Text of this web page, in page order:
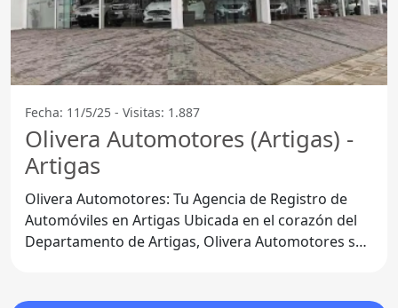
Fecha: 11/5/25 - Visitas: 1.887
Olivera Automotores (Artigas) -
Artigas
Olivera Automotores: Tu Agencia de Registro de
Automóviles en Artigas Ubicada en el corazón del
Departamento de Artigas, Olivera Automotores se